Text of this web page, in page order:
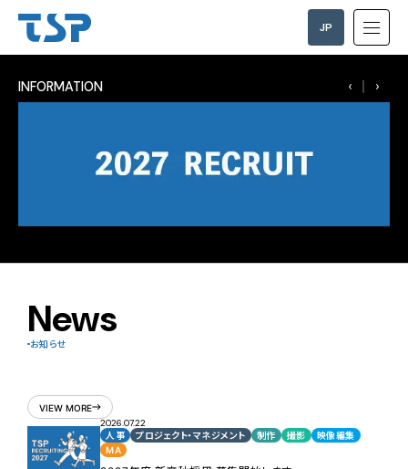
JP
PRODUCTION 音付きで再生
INFORMATION
News
お知らせ
VIEW MORE
2026.07.22
人事 プロジェクト・マネジメント 制作 撮影
映像編集
MA